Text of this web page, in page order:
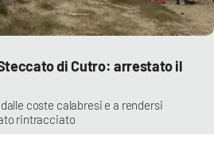
di Cutro: arrestato il
coste calabresi e a rendersi
rintracciato